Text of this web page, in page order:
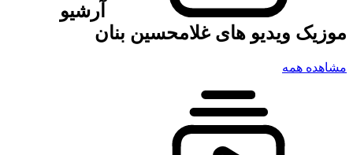
آرشیو
موزیک ویدیو های غلامحسین بنان
مشاهده همه